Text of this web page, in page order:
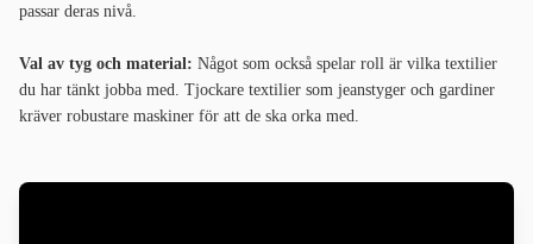
passar deras nivå.
Val av tyg och material: Något som också spelar roll är vilka textilier
du har tänkt jobba med. Tjockare textilier som jeanstyger och gardiner
kräver robustare maskiner för att de ska orka med.